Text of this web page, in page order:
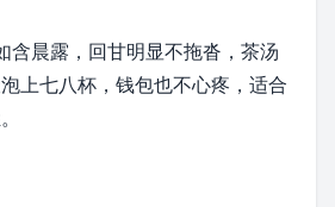
含晨露，回甘明显不拖沓，茶汤
上七八杯，钱包也不心疼，适合